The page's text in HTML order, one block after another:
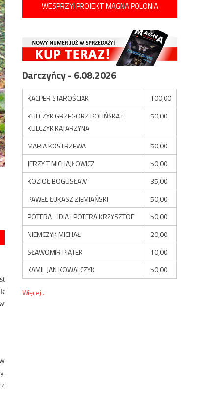
WESPRZYJ PROJEKT MAGNA POLONIA
Darczyńcy - 6.08.2026
KACPER STAROŚCIAK
100,00
KULCZYK GRZEGORZ POLIŃSKA i
KULCZYK KATARZYNA
50,00
MARIA KOSTRZEWA
50,00
JERZY T MICHAJŁOWICZ
50,00
KOZIOŁ BOGUSŁAW
35,00
PAWEŁ ŁUKASZ ZIEMIAŃSKI
50,00
POTERA LIDIA i POTERA KRZYSZTOF
50,00
NIEMCZYK MICHAŁ
20,00
SŁAWOMIR PIĄTEK
10,00
KAMIL JAN KOWALCZYK
50,00
Więcej...